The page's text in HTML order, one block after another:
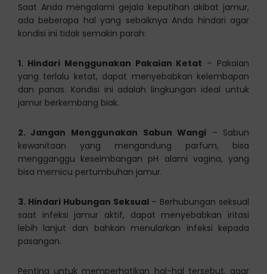
Saat Anda mengalami gejala keputihan akibat jamur,
ada beberapa hal yang sebaiknya Anda hindari agar
kondisi ini tidak semakin parah:
1. Hindari Menggunakan Pakaian Ketat – Pakaian
yang terlalu ketat, dapat menyebabkan kelembapan
dan panas. Kondisi ini adalah lingkungan ideal untuk
jamur berkembang biak.
2. Jangan Menggunakan Sabun Wangi – Sabun
kewanitaan yang mengandung parfum, bisa
mengganggu keseimbangan pH alami vagina, yang
bisa memicu pertumbuhan jamur.
3. Hindari Hubungan Seksual– Berhubungan seksual
saat infeksi jamur aktif, dapat menyebabkan iritasi
lebih lanjut dan bahkan menularkan infeksi kepada
pasangan.
Penting untuk memperhatikan hal-hal tersebut, agar